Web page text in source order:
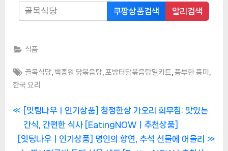
쿠팡상품검색 알리검색
식품
Tags:
골목식당 백종원 닭볶음탕 포방터닭볶음탕밀키트 ,풍부한 풍미
한국 요리
글
탐
P
r
e
[잇팅나우ㅣ인기상품] 청정한상 가오리 회무침: 맛있는
간식, 간편한 식사 [EatingNOWㅣ추천상품]
N
[잇팅나우ㅣ인기상품] 명인의 향연, 추석 선물에 어울리